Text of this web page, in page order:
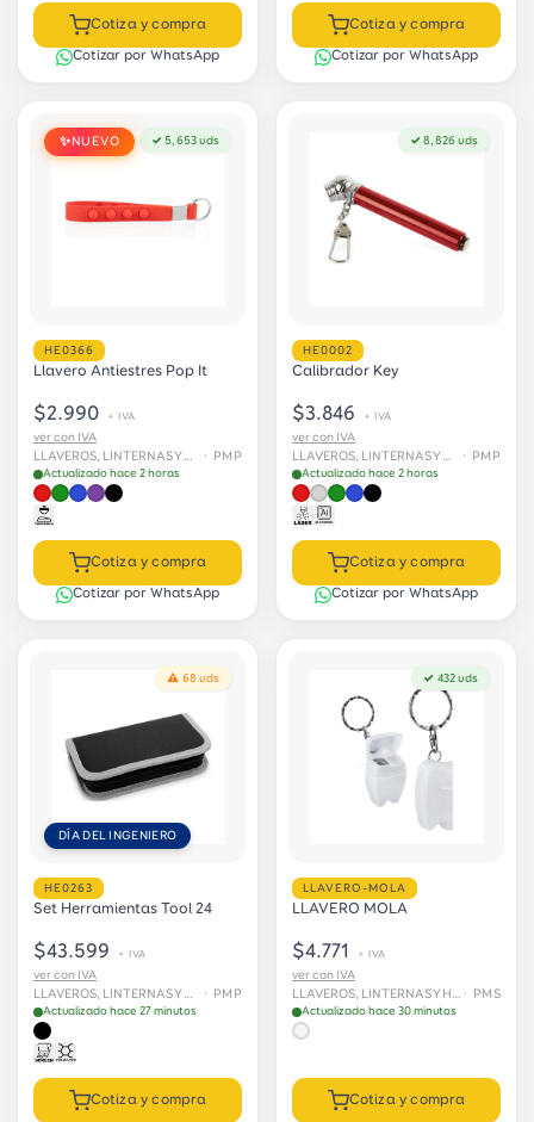
Cotiza y compra
Cotizar por WhatsApp
Cotiza y compra
Cotizar por WhatsApp
✨ NUEVO ✓ 5,653 uds
HE0366
Llavero Antiestres Pop It
$2.990 + IVA
ver con IVA
· PMP
Actualizado hace 2 horas
Cotiza y compra
Cotizar por WhatsApp
✓ 8,826 uds
HE0002
Calibrador Key
$3.846 + IVA
ver con IVA
· PMP
Actualizado hace 2 horas
Cotiza y compra
Cotizar por WhatsApp
⚠ 68 uds
DÍA DEL INGENIERO
HE0263
Set Herramientas Tool 24
$43.599 + IVA
ver con IVA
· PMP
Actualizado hace 27 minutos
Cotiza y compra
✓ 432 uds
LLAVERO-MOLA
LLAVERO MOLA
$4.771 + IVA
ver con IVA
· PMS
Actualizado hace 30 minutos
Cotiza y compra